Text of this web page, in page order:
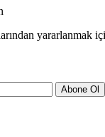
yararlanmak
Abone Ol